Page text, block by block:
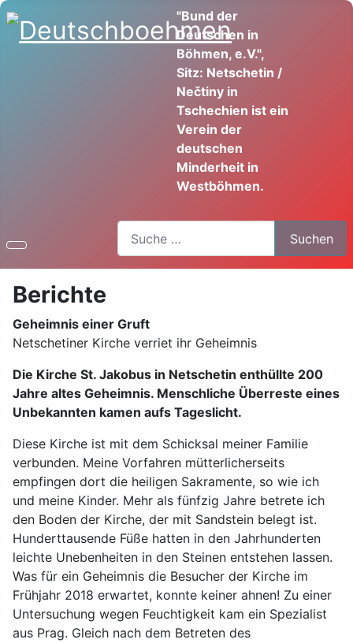
"Bund der
Deutschen in
Böhmen, e.V.",
Sitz: Netschetin /
Nečtiny in
Tschechien ist ein
Verein der
deutschen
Minderheit in
Westböhmen.
Suchen
Berichte
Geheimnis einer Gruft
Netschetiner Kirche verriet ihr Geheimnis
Die Kirche St. Jakobus in Netschetin enthüllte 200
Jahre altes Geheimnis. Menschliche Überreste eines
Unbekannten kamen aufs Tageslicht.
Diese Kirche ist mit dem Schicksal meiner Familie
verbunden. Meine Vorfahren mütterlicherseits
empfingen dort die heiligen Sakramente, so wie ich
und meine Kinder. Mehr als fünfzig Jahre betrete ich
den Boden der Kirche, der mit Sandstein belegt ist.
Hunderttausende Füße hatten in den Jahrhunderten
leichte Unebenheiten in den Steinen entstehen lassen.
Was für ein Geheimnis die Besucher der Kirche im
Frühjahr 2018 erwartet, konnte keiner ahnen! Zu einer
Untersuchung wegen Feuchtigkeit kam ein Spezialist
aus Prag. Gleich nach dem Betreten des